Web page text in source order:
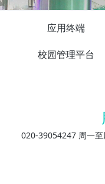
应用终端
校园管理平台
020-39054247 周一